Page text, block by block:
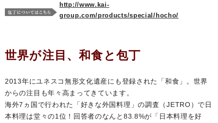
http://www.kai-
group.com/products/special/hocho/
世界が注目、和食と包丁
2013年にユネスコ無形文化遺産にも登録された「和食」。世界
からの注目も年々高まってきています。
海外7ヵ国で行われた「好きな外国料理」の調査（JETRO）で日
本料理は堂々の1位！回答者のなんと83.8%が「日本料理を好